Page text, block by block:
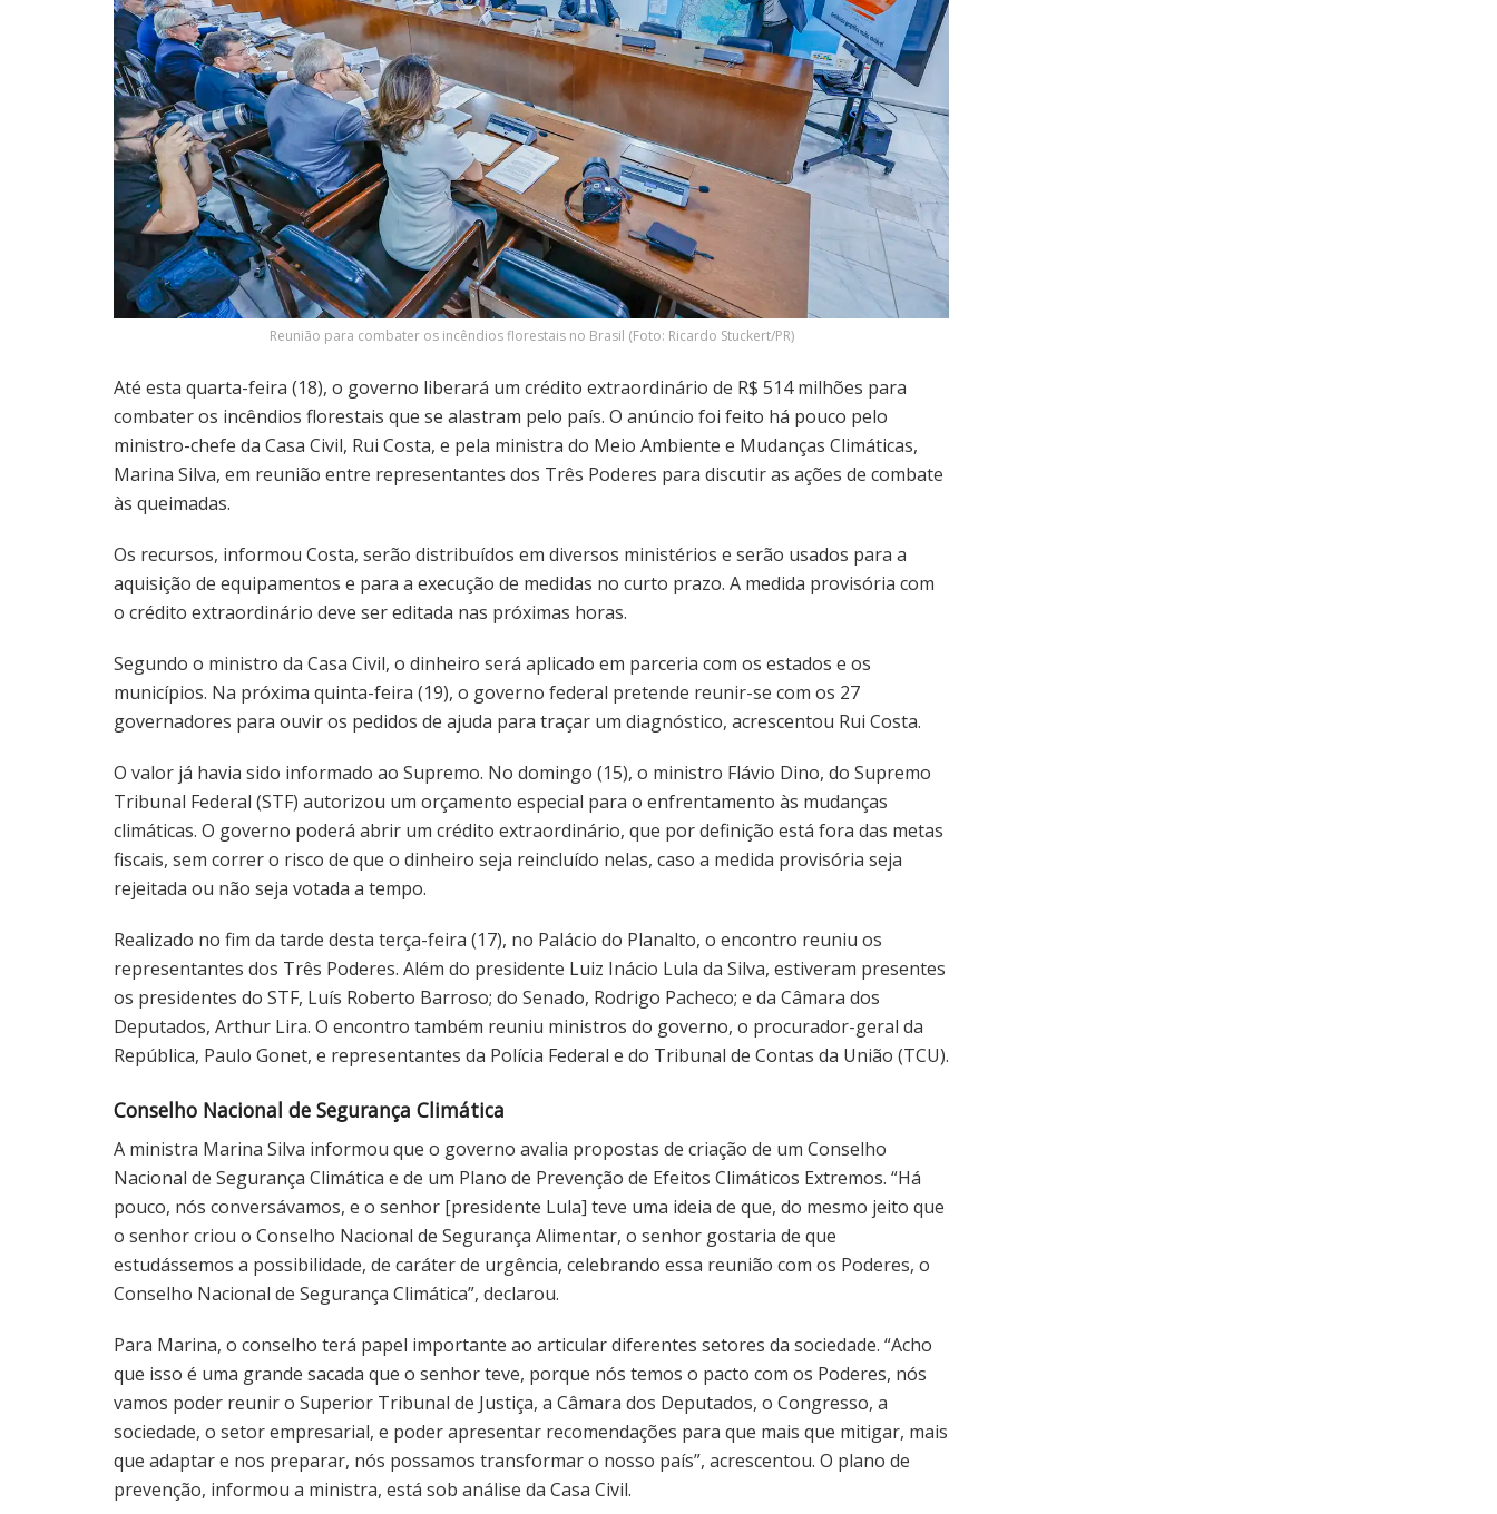
Reunião para combater os incêndios florestais no Brasil (Foto: Ricardo Stuckert/PR)
Até esta quarta-feira (18), o governo liberará um crédito extraordinário de R$ 514 milhões para
combater os incêndios florestais que se alastram pelo país. O anúncio foi feito há pouco pelo
ministro-chefe da Casa Civil, Rui Costa, e pela ministra do Meio Ambiente e Mudanças Climáticas,
Marina Silva, em reunião entre representantes dos Três Poderes para discutir as ações de combate
às queimadas.
Os recursos, informou Costa, serão distribuídos em diversos ministérios e serão usados para a
aquisição de equipamentos e para a execução de medidas no curto prazo. A medida provisória com
o crédito extraordinário deve ser editada nas próximas horas.
Segundo o ministro da Casa Civil, o dinheiro será aplicado em parceria com os estados e os
municípios. Na próxima quinta-feira (19), o governo federal pretende reunir-se com os 27
governadores para ouvir os pedidos de ajuda para traçar um diagnóstico, acrescentou Rui Costa.
O valor já havia sido informado ao Supremo. No domingo (15), o ministro Flávio Dino, do Supremo
Tribunal Federal (STF) autorizou um orçamento especial para o enfrentamento às mudanças
climáticas. O governo poderá abrir um crédito extraordinário, que por definição está fora das metas
fiscais, sem correr o risco de que o dinheiro seja reincluído nelas, caso a medida provisória seja
rejeitada ou não seja votada a tempo.
Realizado no fim da tarde desta terça-feira (17), no Palácio do Planalto, o encontro reuniu os
representantes dos Três Poderes. Além do presidente Luiz Inácio Lula da Silva, estiveram presentes
os presidentes do STF, Luís Roberto Barroso; do Senado, Rodrigo Pacheco; e da Câmara dos
Deputados, Arthur Lira. O encontro também reuniu ministros do governo, o procurador-geral da
República, Paulo Gonet, e representantes da Polícia Federal e do Tribunal de Contas da União (TCU).
Conselho Nacional de Segurança Climática
A ministra Marina Silva informou que o governo avalia propostas de criação de um Conselho
Nacional de Segurança Climática e de um Plano de Prevenção de Efeitos Climáticos Extremos. “Há
pouco, nós conversávamos, e o senhor [presidente Lula] teve uma ideia de que, do mesmo jeito que
o senhor criou o Conselho Nacional de Segurança Alimentar, o senhor gostaria de que
estudássemos a possibilidade, de caráter de urgência, celebrando essa reunião com os Poderes, o
Conselho Nacional de Segurança Climática”, declarou.
Para Marina, o conselho terá papel importante ao articular diferentes setores da sociedade. “Acho
que isso é uma grande sacada que o senhor teve, porque nós temos o pacto com os Poderes, nós
vamos poder reunir o Superior Tribunal de Justiça, a Câmara dos Deputados, o Congresso, a
sociedade, o setor empresarial, e poder apresentar recomendações para que mais que mitigar, mais
que adaptar e nos preparar, nós possamos transformar o nosso país”, acrescentou. O plano de
prevenção, informou a ministra, está sob análise da Casa Civil.